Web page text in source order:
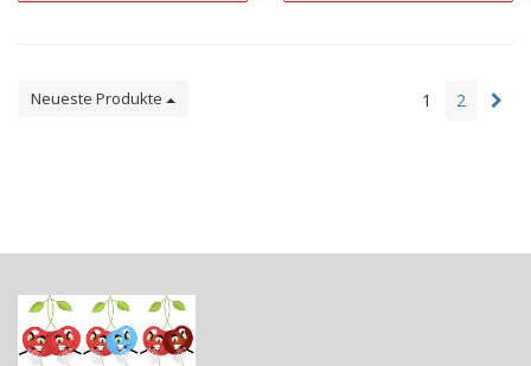
Neueste Produkte 1 2